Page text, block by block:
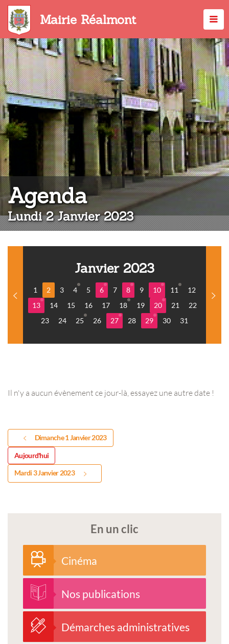
Aller
contenu
principal
Mairie Réalmont
Agenda:
Lundi 2 Janvier 2023
Janvier 2023
1 2 3 4 5 6 7 8 9 10 11
12
13
14 15 16 17 18 19 20 21
22
23
24 25 26 27 28 29 30 31
Il n'y a aucun évènement ce jour-là, essayez une autre date !
Dimanche 1 Janvier 2023
Aujourd'hui
Mardi 3 Janvier 2023
En un clic
Cinéma
Nos publications
Démarches administratives